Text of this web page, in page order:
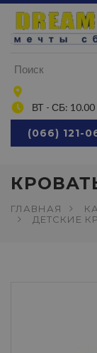
ВТ - СБ: 10.00
(066) 121-
ГЛАВНАЯ
ДЕТСКИЕ